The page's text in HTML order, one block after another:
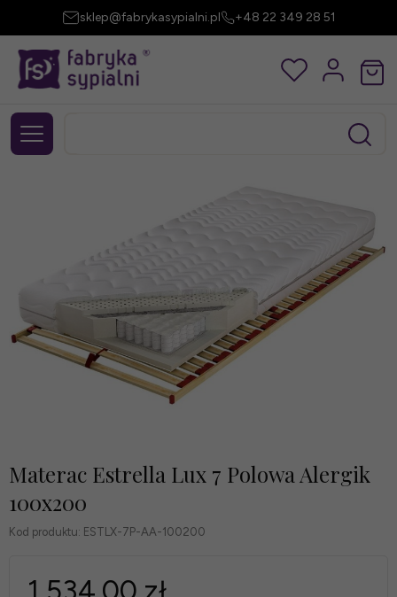
sklep@fabrykasypialni.pl +48 22 349 28 51
Materac Estrella Lux 7 Polowa Alergik
100x200
Kod produktu: ESTLX-7P-AA-100200